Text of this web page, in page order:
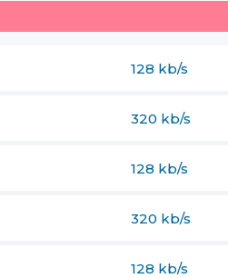
128 kb/s
320 kb/s
128 kb/s
320 kb/s
128 kb/s